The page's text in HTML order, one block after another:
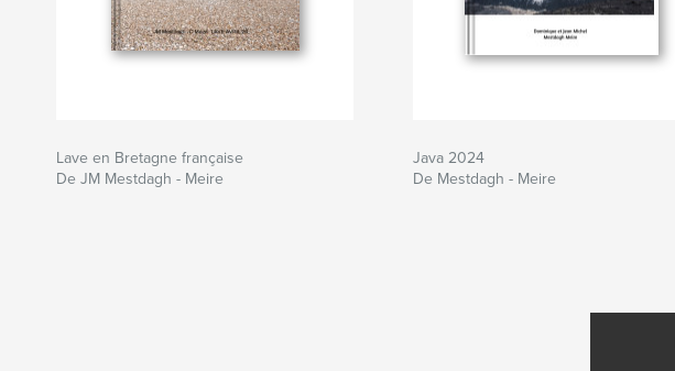
Lave en Bretagne française
De JM Mestdagh - Meire
Java 2024
De Mestdagh - Meire